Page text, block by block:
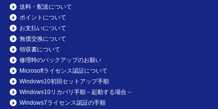
送料・配送について
ポイントについて
お支払いについて
無償交換について
領収書について
修理時のバックアップのお願い
Microsoftライセンス認証について
Windows10初回セットアップ手順
Windows10リカバリ手順－起動する場合－
Windows7ライセンス認証の手順